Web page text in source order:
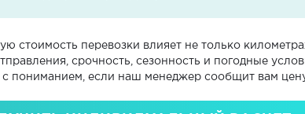
стоимость перевозки влияет не только
срочность, сезонность и погодные
с пониманием, если наш менеджер сообщит вам